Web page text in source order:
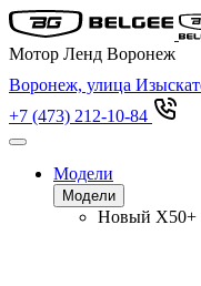
Мотор Ленд Воронеж
Воронеж, улица
+7 (473) 212-10-84
Модели
Модели
Новый X50+